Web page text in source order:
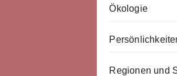
Ökologie
Regionen und